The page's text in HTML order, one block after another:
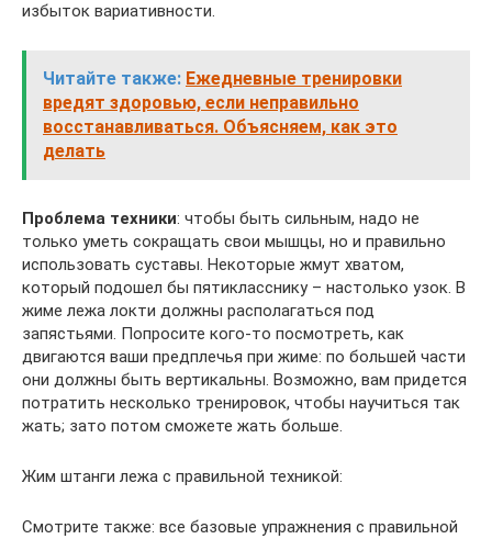
избыток вариативности.
Читайте также: Ежедневные тренировки
вредят здоровью, если неправильно
восстанавливаться. Объясняем, как это
делать
Проблема техники: чтобы быть сильным, надо не
только уметь сокращать свои мышцы, но и правильно
использовать суставы. Некоторые жмут хватом,
который подошел бы пятикласснику – настолько узок. В
жиме лежа локти должны располагаться под
запястьями. Попросите кого-то посмотреть, как
двигаются ваши предплечья при жиме: по большей части
они должны быть вертикальны. Возможно, вам придется
потратить несколько тренировок, чтобы научиться так
жать; зато потом сможете жать больше.
Жим штанги лежа с правильной техникой:
Смотрите также: все базовые упражнения с правильной